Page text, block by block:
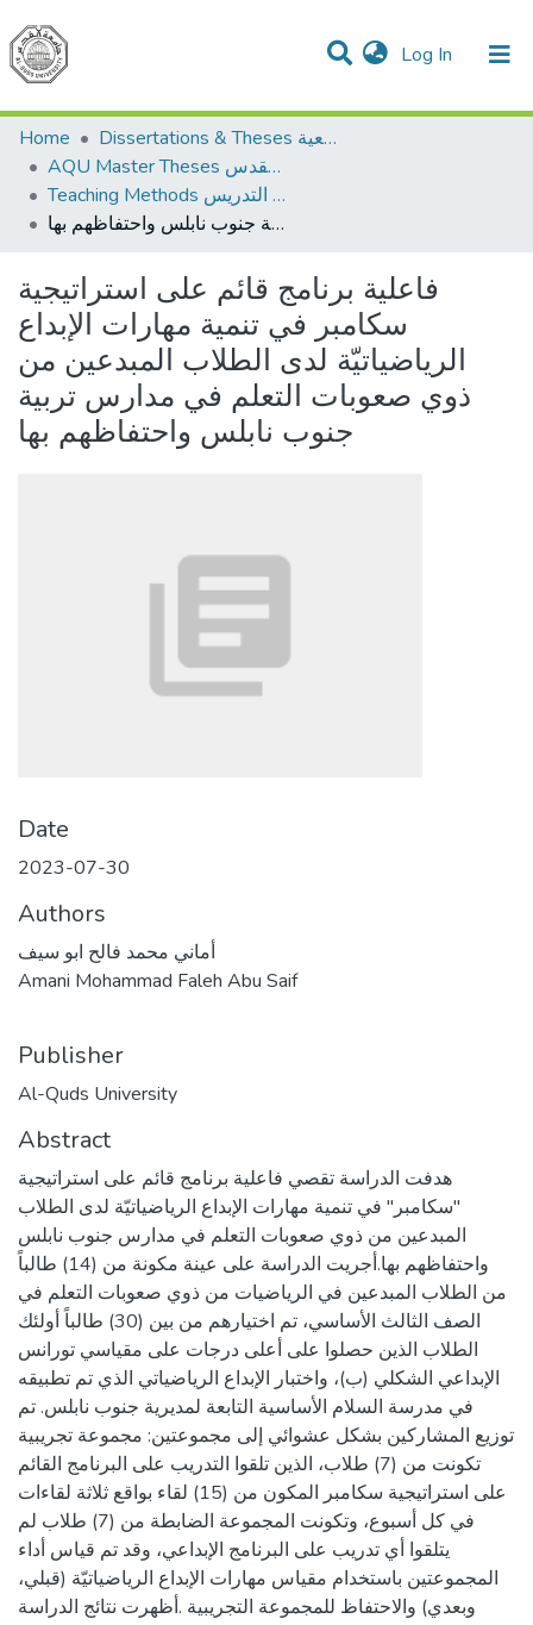
Log In (current)
Communities & Collections
All of DSpace
Home
Dissertations & Theses الرسائل الجامعية
AQU Master Theses الرسائل الجامعية الخاصة بجامعة القدس
Teaching Methods أساليب التدريس
فاعلية برنامج قائم على استراتيجية سكامبر في تنمية مهارات الإبداع الرياضياتيّة لدى الطلاب المبدعين من ذوي صعوبات التعلم في مدارس تربية جنوب نابلس واحتفاظهم بها
فاعلية برنامج قائم على استراتيجية
سكامبر في تنمية مهارات الإبداع
الرياضياتيّة لدى الطلاب المبدعين من
ذوي صعوبات التعلم في مدارس تربية
جنوب نابلس واحتفاظهم بها
Date
2023-07-30
Authors
أماني محمد فالح ابو سيف
Amani Mohammad Faleh Abu Saif
Publisher
Al-Quds University
Abstract
هدفت الدراسة تقصي فاعلية برنامج قائم على استراتيجية
"سكامبر" في تنمية مهارات الإبداع الرياضياتيّة لدى الطلاب
المبدعين من ذوي صعوبات التعلم في مدارس جنوب نابلس
واحتفاظهم بها.أجريت الدراسة على عينة مكونة من (14) طالباً
من الطلاب المبدعين في الرياضيات من ذوي صعوبات التعلم في
الصف الثالث الأساسي، تم اختيارهم من بين (30) طالباً أولئك
الطلاب الذين حصلوا على أعلى درجات على مقياسي تورانس
الإبداعي الشكلي (ب)، واختبار الإبداع الرياضياتي الذي تم تطبيقه
في مدرسة السلام الأساسية التابعة لمديرية جنوب نابلس. تم
توزيع المشاركين بشكل عشوائي إلى مجموعتين: مجموعة تجريبية
تكونت من (7) طلاب، الذين تلقوا التدريب على البرنامج القائم
على استراتيجية سكامبر المكون من (15) لقاء بواقع ثلاثة لقاءات
في كل أسبوع، وتكونت المجموعة الضابطة من (7) طلاب لم
يتلقوا أي تدريب على البرنامج الإبداعي، وقد تم قياس أداء
المجموعتين باستخدام مقياس مهارات الإبداع الرياضياتيّة (قبلي،
وبعدي) والاحتفاظ للمجموعة التجريبية .أظهرت نتائج الدراسة